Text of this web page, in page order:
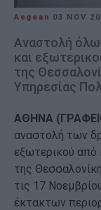
Aegean 03 NOV
Αναστολή
και
της
Υπηρεσίας
ΑΘΗΝΑ
αναστολή των
εξωτερικού από
της
τις 17
έκτακτων